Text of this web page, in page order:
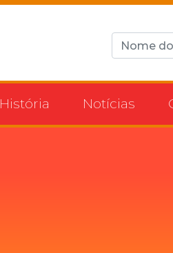
História Notícias